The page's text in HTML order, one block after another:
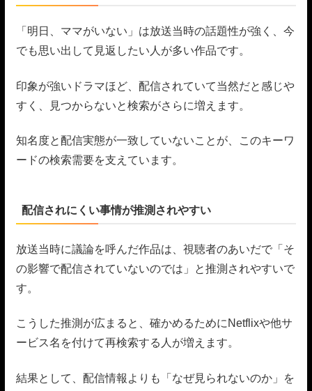
「明日、ママがいない」は放送当時の話題性が強く、今
でも思い出して見返したい人が多い作品です。
印象が強いドラマほど、配信されていて当然だと感じや
すく、見つからないと検索がさらに増えます。
知名度と配信実態が一致していないことが、このキーワ
ードの検索需要を支えています。
配信されにくい事情が推測されやすい
放送当時に議論を呼んだ作品は、視聴者のあいだで「そ
の影響で配信されていないのでは」と推測されやすいで
す。
こうした推測が広まると、確かめるためにNetflixや他サ
ービス名を付けて再検索する人が増えます。
結果として、配信情報よりも「なぜ見られないのか」を